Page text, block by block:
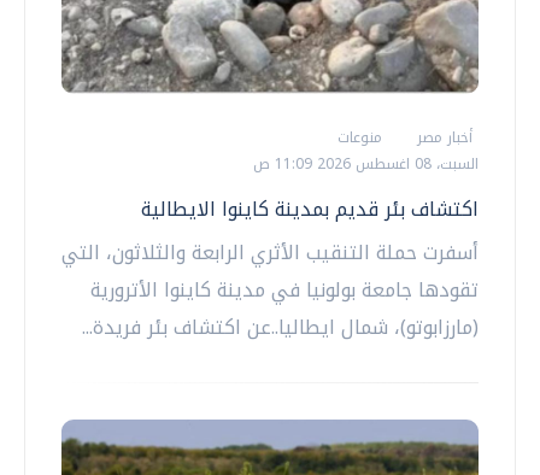
أخبار مصر
منوعات
السبت، 08 اغسطس 2026 11:09 ص
اكتشاف بئر قديم بمدينة كاينوا الايطالية
أسفرت حملة التنقيب الأثري الرابعة والثلاثون، التي
تقودها جامعة بولونيا في مدينة كاينوا الأترورية
(مارزابوتو)، شمال ايطاليا..عن اكتشاف بئر فريدة...